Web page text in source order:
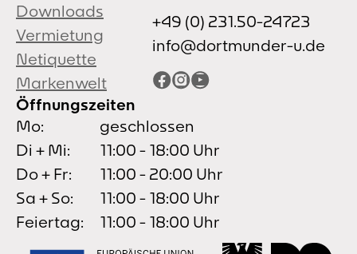
Downloads
Vermietung
Netiquette
Markenwelt
+49 (0) 231.50-24723
info@dortmunder-u.de
Facebook
Instagram
YouTube
Öffnungszeiten
Mo:
geschlossen
Di + Mi:
11:00 - 18:00 Uhr
Do + Fr:
11:00 - 20:00 Uhr
Sa + So:
11:00 - 18:00 Uhr
Feiertag:
11:00 - 18:00 Uhr